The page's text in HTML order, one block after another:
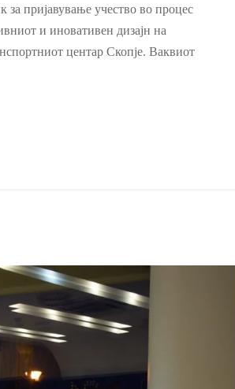
за пријавување учество во процес
и иновативен дизајн на
центар Скопје. Ваквиот